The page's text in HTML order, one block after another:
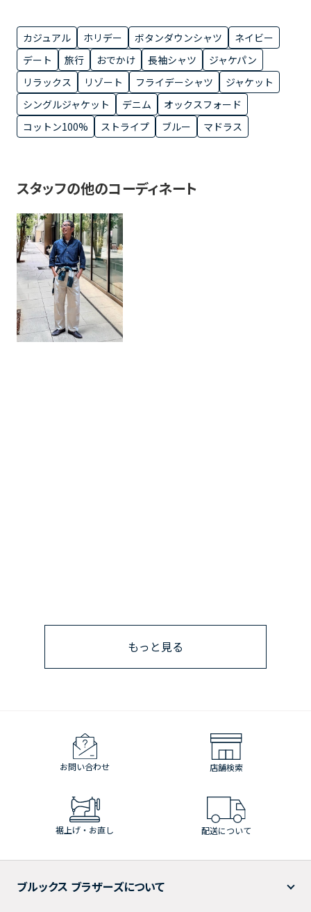
カジュアル ホリデー ボタンダウンシャツ
ネイビー
デート
旅行 おでかけ 長袖シャツ
ジャケパン
リラックス
リゾート フライデーシャツ
ジャケット
シングルジャケット
デニム
オックスフォード
コットン100%
ストライプ ブルー マドラス
スタッフの他のコーディネート
もっと見る
お問い合わせ 店舗検索
裾上げ・お直し 配送について
ブルックス ブラザーズについて